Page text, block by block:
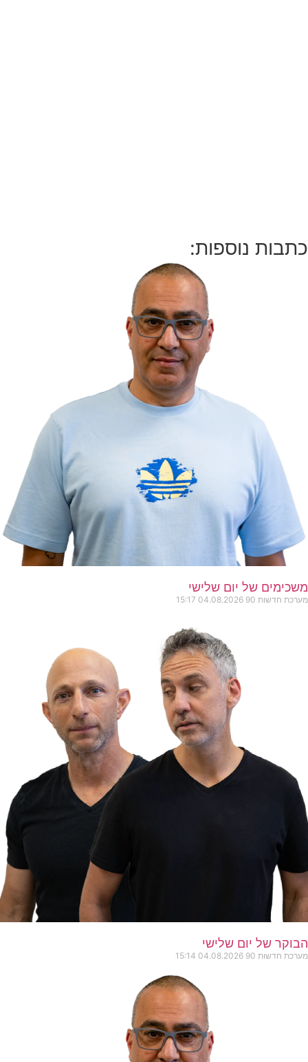
כתבות נוספות:
משכימים של יום שלישי
מערכת חדשות 90 04.08.2026
15:17
הבוקר של יום שלישי
מערכת חדשות 90 04.08.2026
15:14